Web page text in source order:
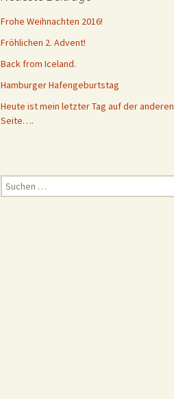
Frohe Weihnachten 2016!
Fröhlichen 2. Advent!
Back from Iceland.
Hamburger Hafengeburtstag
Heute ist mein letzter Tag auf der anderen
Seite….
Suchen
nach: